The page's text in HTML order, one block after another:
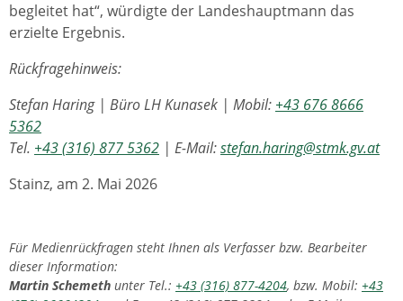
begleitet hat“, würdigte der Landeshauptmann das
erzielte Ergebnis.
Rückfragehinweis:
Stefan Haring | Büro LH Kunasek | Mobil: +43 676 8666
5362
Tel. +43 (316) 877 5362 | E-Mail:stefan.haring@stmk.gv.at
Stainz, am 2. Mai 2026
Für Medienrückfragen steht Ihnen als Verfasser bzw. Bearbeiter
dieser Information:
Martin Schemeth unter Tel.: +43 (316) 877-4204, bzw. Mobil: +43